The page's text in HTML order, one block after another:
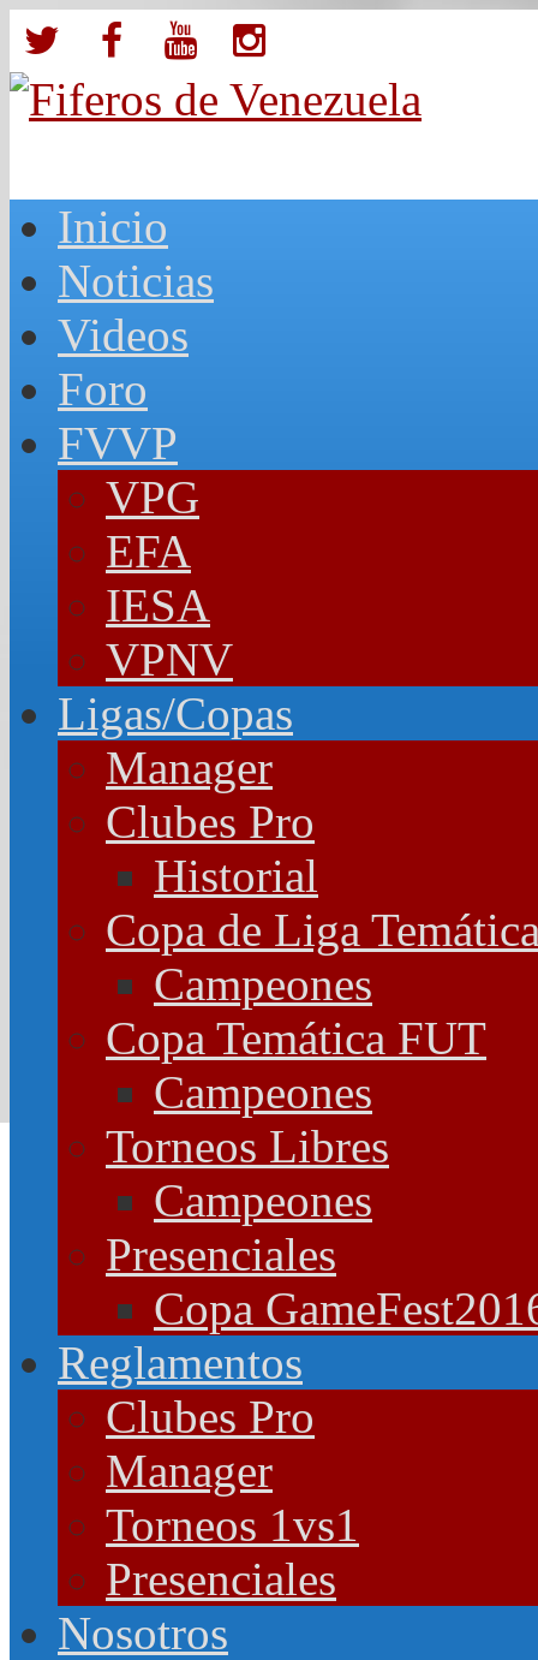
Inicio
Noticias
Videos
Foro
FVVP
VPG
EFA
IESA
VPNV
Ligas/Copas
Manager
Clubes Pro
Historial
Copa de Liga
Campeones
Copa Temática FUT
Campeones
Torneos Libres
Campeones
Presenciales
Copa
Reglamentos
Clubes Pro
Manager
Torneos 1vs1
Presenciales
Nosotros